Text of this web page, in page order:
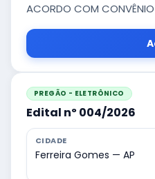
ACORDO COM
PREGÃO - ELETRÔNICO
Edital nº 004/2026
CIDADE
Ferreira Gomes — AP